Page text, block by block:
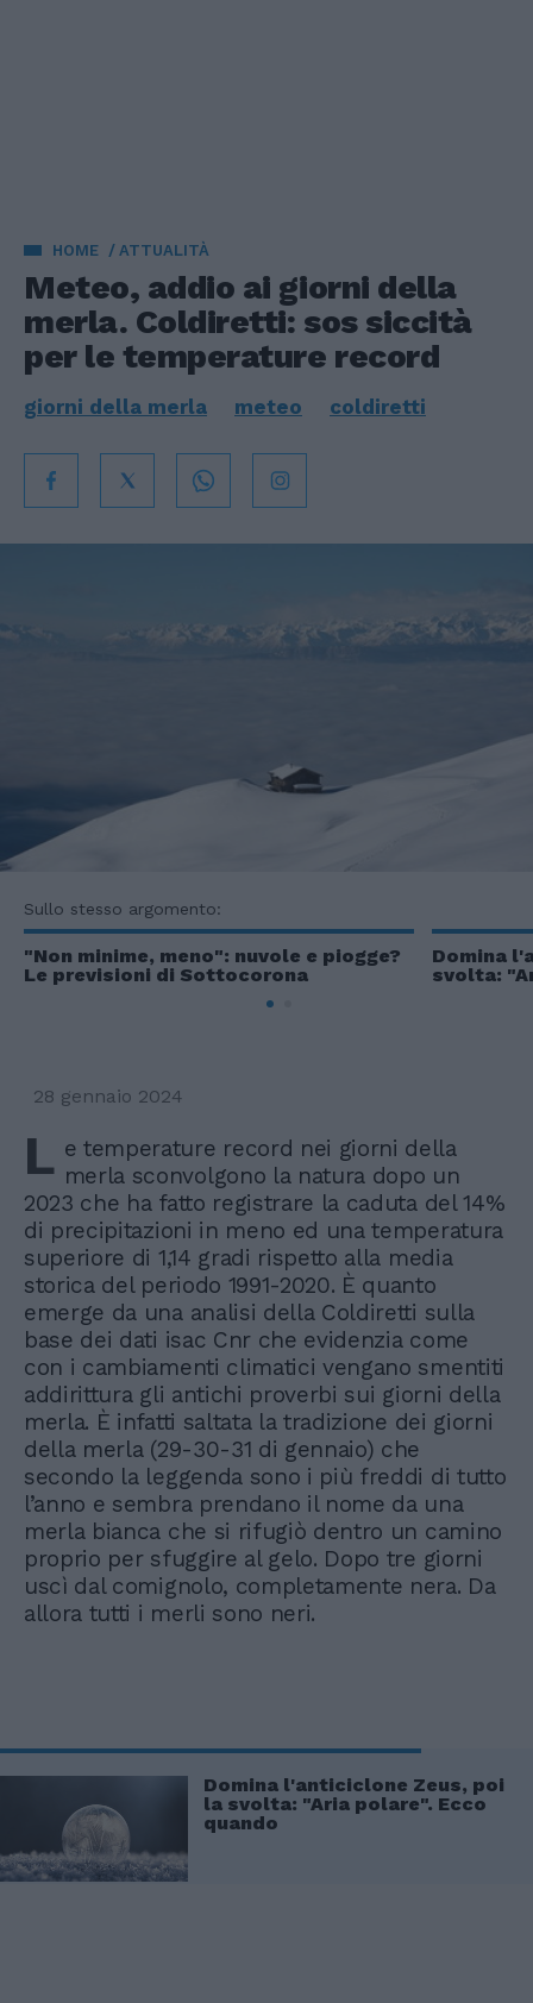
HOME ATTUALITÀ
Meteo, addio ai giorni della
merla. Coldiretti: sos siccità
per le temperature record
giorni della merla meteo coldiretti
Sullo stesso argomento:
"Non minime, meno": nuvole e piogge?
Le previsioni di Sottocorona
Domina
svolta:
28 gennaio 2024
L e temperature record nei giorni della
merla sconvolgono la natura dopo un
2023 che ha fatto registrare la caduta del 14%
di precipitazioni in meno ed una temperatura
superiore di 1,14 gradi rispetto alla media
storica del periodo 1991-2020. È quanto
emerge da una analisi della Coldiretti sulla
base dei dati isac Cnr che evidenzia come
con i cambiamenti climatici vengano smentiti
addirittura gli antichi proverbi sui giorni della
merla. È infatti saltata la tradizione dei giorni
della merla (29-30-31 di gennaio) che
secondo la leggenda sono i più freddi di tutto
l’anno e sembra prendano il nome da una
merla bianca che si rifugiò dentro un camino
proprio per sfuggire al gelo. Dopo tre giorni
uscì dal comignolo, completamente nera. Da
allora tutti i merli sono neri.
Domina l'anticiclone Zeus, poi
la svolta: "Aria polare". Ecco
quando